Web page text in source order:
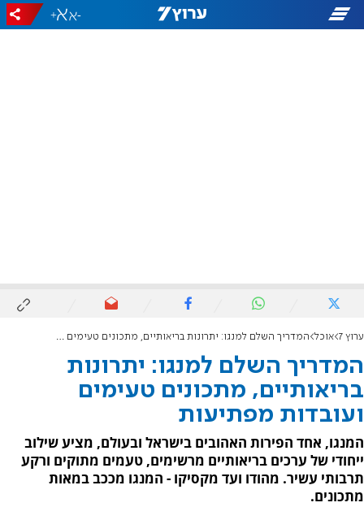
-
+
ערוץ 7 אוכל המדריך השלם למנגו: יתרונות בריאותיים, מתכונים טעימים ועובדות מפתיעות
המדריך השלם למנגו: יתרונות
בריאותיים, מתכונים טעימים
ועובדות מפתיעות
המנגו, אחד הפירות האהובים בישראל ובעולם, מציע שילוב
ייחודי של ערכים בריאותיים מרשימים, טעמים מתוקים ורקע
תרבותי עשיר. מהודו ועד מקסיקו - המנגו מככב במאות
מתכונים.